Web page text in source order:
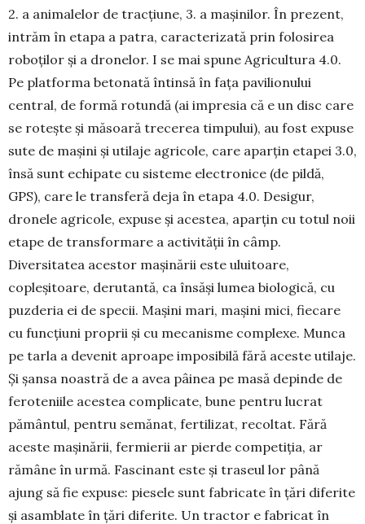
2. a animalelor de tracțiune, 3. a mașinilor. În prezent,
intrăm în etapa a patra, caracterizată prin folosirea
roboților și a dronelor. I se mai spune Agricultura 4.0.
Pe platforma betonată întinsă în fața pavilionului
central, de formă rotundă (ai impresia că e un disc care
se rotește și măsoară trecerea timpului), au fost expuse
sute de mașini și utilaje agricole, care aparțin etapei 3.0,
însă sunt echi­pate cu sisteme elec­tronice (de pildă,
GPS), care le transferă deja în etapa 4.0. Desi­gur,
dronele agricole, expuse și acestea, aparțin cu totul noii
etape de transformare a activității în câmp.
Diversitatea aces­tor mașinării este uluitoare,
copleșitoare, derutantă, ca însăși lumea biologică, cu
puzderia ei de specii. Mașini mari, mașini mici, fiecare
cu funcțiuni proprii și cu mecanisme complexe. Munca
pe tarla a devenit aproape imposibilă fără aceste utilaje.
Și șansa noastră de a avea pâinea pe masă depinde de
feroteniile acestea complicate, bune pentru lucrat
pământul, pentru semănat, fertilizat, recoltat. Fără
aceste mașinării, fermierii ar pierde competiția, ar
rămâne în urmă. Fascinant este și traseul lor până
ajung să fie expuse: piesele sunt fabricate în țări diferite
și asamblate în țări diferite. Un tractor e fabricat în